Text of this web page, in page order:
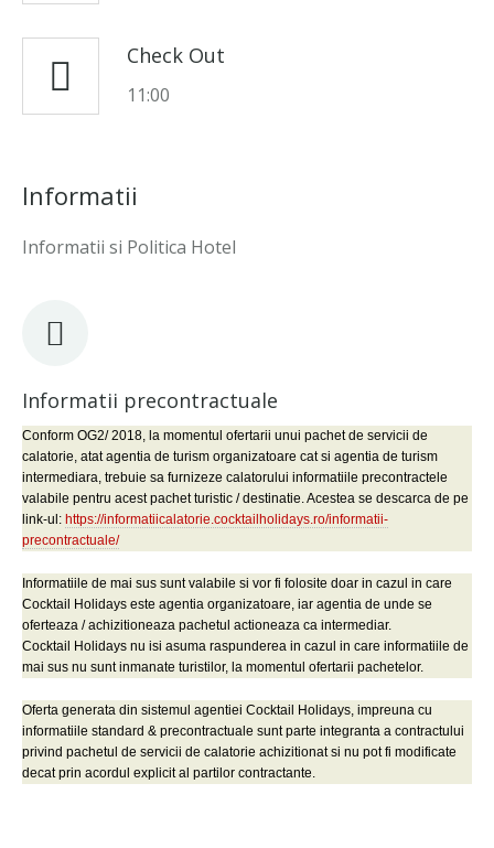
Check Out
11:00
Informatii
Informatii si Politica Hotel
Informatii precontractuale
Conform OG2/ 2018, la momentul ofertarii unui pachet de servicii de
calatorie, atat agentia de turism organizatoare cat si agentia de turism
intermediara, trebuie sa furnizeze calatorului informatiile precontractele
valabile pentru acest pachet turistic / destinatie. Acestea se descarca de pe
link-ul: https://informatiicalatorie.cocktailholidays.ro/informatii-
precontractuale/
Informatiile de mai sus sunt valabile si vor fi folosite doar in cazul in care
Cocktail Holidays este agentia organizatoare, iar agentia de unde se
oferteaza / achizitioneaza pachetul actioneaza ca intermediar.
Cocktail Holidays nu isi asuma raspunderea in cazul in care informatiile de
mai sus nu sunt inmanate turistilor, la momentul ofertarii pachetelor.
Oferta generata din sistemul agentiei Cocktail Holidays, impreuna cu
informatiile standard & precontractuale sunt parte integranta a contractului
privind pachetul de servicii de calatorie achizitionat si nu pot fi modificate
decat prin acordul explicit al partilor contractante.